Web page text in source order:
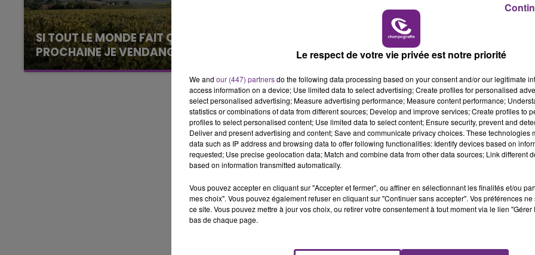
5h00 - 6h00
LE BEST OF DE LA FAMILLE
CHAMPAGNE FM
SI TOUT LE MONDE FAIT ÇA, MOI L'ANNÉE
PROCHAINE JE VENDANGE EN...
La vendange en Champagne a débuté ce jeudi
6 août dans la commune de Montgueux (Aube).
L'INSPECTION DU TRAVAIL RAPPELLE À
L'ORDRE SUR LES CONDITIONS DE...
2026 s'est avéré être plus précoce que prévu,
l'inspection du Travail en profite pour rappeler
les conditions de...
Le respect de votre vie privée est notre priorité
We and our (447) partnersdo the following data processing based on your consent and/or our legitimate
access information on a device; Use limited data to select advertising; Create profiles for personalised
select personalised advertising; Measure advertising performance; Measure content performance;
statistics or combinations of data from different sources; Develop and improve services; Create profiles to
profiles to select personalised content; Use limited data to select content; Ensure security, prevent and
Deliver and present advertising and content; Save and communicate privacy choices. These technologies
data such as IP address and browsing data to offer following functionalities: Identify devices based on
requested; Use precise geolocation data; Match and combine data from other data sources; Link different
based on information transmitted automatically.
Vous pouvez accepter en cliquant sur "Accepter et fermer", ou affiner en sélectionnant les finalités et/ou
mes choix". Vous pouvez également refuser en cliquant sur "Continuer sans accepter". Vos préférences
ce site. Vous pouvez mettre à jour vos choix, ou retirer votre consentement à tout moment via le lien
bas de chaque page.